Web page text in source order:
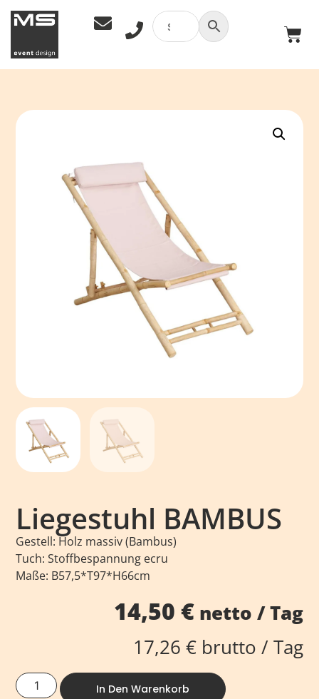
Liegestuhl BAMBUS
Gestell: Holz massiv (Bambus)
Tuch: Stoffbespannung ecru
Maße: B57,5*T97*H66cm
14,50 €netto / Tag
17,26 €brutto / Tag
In Den Warenkorb